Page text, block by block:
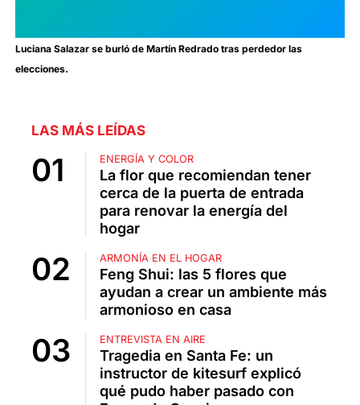
Luciana Salazar se burló de Martín Redrado tras perdedor las
elecciones.
LAS MÁS LEÍDAS
ENERGÍA Y COLOR
La flor que recomiendan tener
cerca de la puerta de entrada
para renovar la energía del
hogar
ARMONÍA EN EL HOGAR
Feng Shui: las 5 flores que
ayudan a crear un ambiente más
armonioso en casa
ENTREVISTA EN AIRE
Tragedia en Santa Fe: un
instructor de kitesurf explicó
qué pudo haber pasado con